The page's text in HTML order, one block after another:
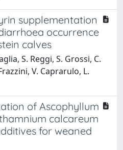
supplementation
occurrence
calves
S. Reggi, S. Grossi, C.
V. Caprarulo, L.
of Ascophyllum
calcareum
for weaned